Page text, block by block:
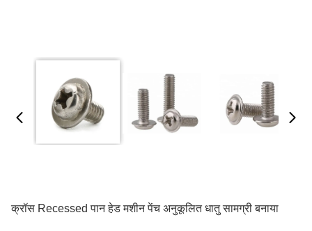
क्रॉस Recessed पान हेड मशीन पेंच अनुकूलित धातु सामग्री बनाया